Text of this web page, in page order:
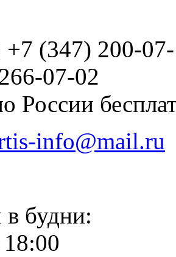
+7 (347) 200-
07-02
России
info@mail.ru
в будни: